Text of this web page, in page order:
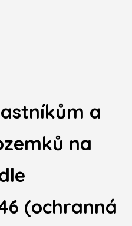
a
na
(ochranná